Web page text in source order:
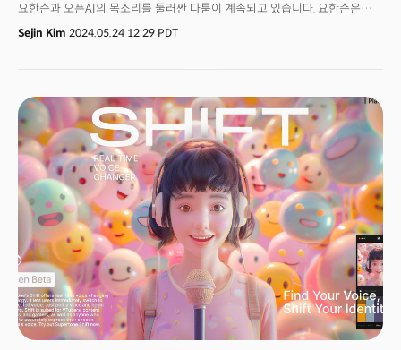
요한슨과 오픈AI의 목소리를 둘러싼 다툼이 계속되고 있습니다. 요한슨은
최근 내놓은 대형언어모델(LLM)GPT-4o에 기반한 챗GPT의 음성 서비스 5개
중 하나인 ‘스카이(Sky)’ 캐릭터가 자신의 목소리를 모방했다며 비판했습니다.
알트만과 오픈AI의 행동에 실망했다는 목소리가
높아졌습니다. [주요기사]AI스타트업, 심판의 시간이 온다... 스트리밍은
스포츠로 눈귀 잡는다PC 아니라 AI 그 자체... 사티아 나델라 "맥북보다 58%
빠르다"'천비디아' 도달시킨 황의 법칙... 차세대 산업혁명 선포그러자
오픈AI는 23일(현지시각) 워싱턴포스트(WP)에 “사실이 아니다”라며 “전문
배우의 목소리”라고 반박에 나섰습니다. 스카이를 비롯한 챗GPT의 5개
목소리는 5개월에 걸친 섭외, 녹음을 거쳐 약 400개 가운데 선택된 것이라는
주장입니다. WP는 다수 인터뷰와 문건을 분석한 결과 오픈AI가 25∼45세의
따뜻하고 상냥하며 카리스마 있는 목소리를 요구했지만 요한슨과 똑같은
목소리를 요구하지는 않았다고 평가했습니다. 반박 보도에는 스카이가 내는
여자 음성을 만들 때 목소리 데이터를 제공한 성우의 성명도 담겼죠.
Sejin Kim 2024.05.24 12:29 PDT